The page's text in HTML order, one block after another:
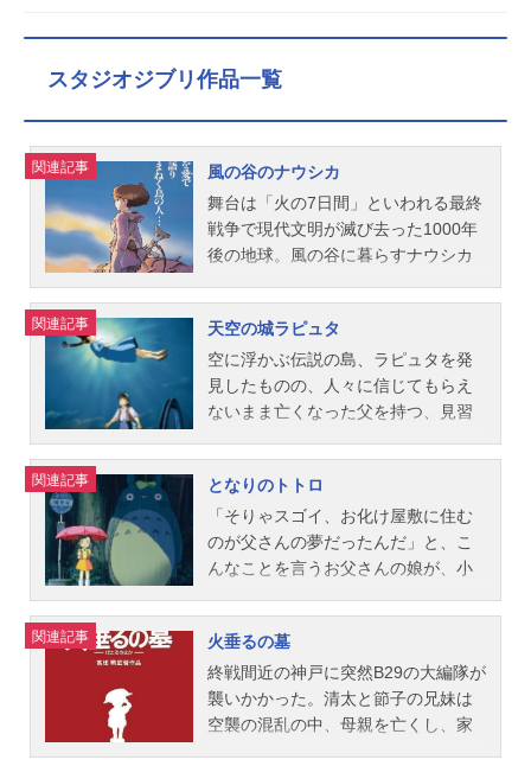
スタジオジブリ作品一覧
関連記事
風の谷のナウシカ
舞台は「火の7日間」といわれる最終
戦争で現代文明が滅び去った1000年
後の地球。風の谷に暮らすナウシカ
人々が忌み嫌う巨大な蟲・王蟲（オ
ーム）とも心を通わせ、有害な瘴気
覆われ巨大な蟲たちの住む森「腐
海」の謎を解き明かそうとしてい
た。そんなある日、「風の谷」に巨
トルメキア王国の軍隊が侵攻してく
る。墜落した輸送機の積荷は、「火
の7日間」で世界を焼き尽くしたとい
う最終兵器「巨神兵」であった。そ
して、少女ナウシカの愛が奇跡を呼
放送形態劇場版アニメシリーズスタ
ジオジブリスケジュール1984年3月1
1日（日）【TV放送】2026年8月14
日（金）金曜ロードショーにてキャ
ストナウシカ：島本須美ジル：辻村
関連記事
天空の城ラピュタ
空に浮かぶ伝説の島、ラピュタを発
見したものの、人々に信じてもらえ
ないまま亡くなった父を持つ、見習
から落ちてきた少女シータと出会
う。彼女は胸に青く光る石のペンダ
ントを身につけていた。実は、彼女
はラピュタの王位継承者であり、そ
のペンダントこそが空に浮かぶ力を
二人はラピュタを捜索している国防
軍に捕まってしまい、シータを残し
てパズーだけが釈放されることに。
彼は、同じく飛行石を手に入れよう
としていた空中海賊ドーラ一味の協
関連記事
となりのトトロ
「そりゃスゴイ、お化け屋敷に住む
のが父さんの夢だったんだ」と、こ
んなことを言うお父さんの娘が、小
のふたりが、大きな袋にどんぐりを
いっぱいつめた、たぬきのようでフ
クロウのようで、クマのような、へ
んないきものに会います。ちょっと
昔の森の中には、こんなへんないき
関連記事
火垂るの墓
終戦間近の神戸に突然B29の大編隊が
襲いかかった。清太と節子の兄妹は
空襲の混乱の中、母親を亡くし、家